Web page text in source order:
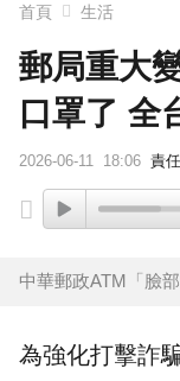
首頁 生活
郵局重大
口罩了 全
2026-06-11 18:06 責
中華郵政ATM「臉
為強化打擊詐